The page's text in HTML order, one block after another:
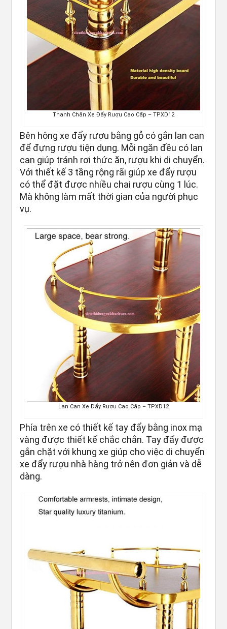
Thanh Chắn Xe Đẩy Rượu Cao Cấp – TPXD12
Bên hông xe đẩy rượu bằng gỗ có gắn lan can
để đựng rượu tiện dụng. Mỗi ngăn đều có lan
can giúp tránh rơi thức ăn, rượu khi di chuyển.
Với thiết kế 3 tầng rộng rãi giúp xe đẩy rượu
có thể đặt được nhiều chai rượu cùng 1 lúc.
Mà không làm mất thời gian của người phục
vụ.
Lan Can Xe Đẩy Rượu Cao Cấp – TPXD12
Phía trên xe có thiết kế tay đẩy bằng inox mạ
vàng được thiết kế chắc chắn. Tay đẩy được
gắn chặt với khung xe giúp cho việc di chuyển
xe đẩy rượu nhà hàng trở nên đơn giản và dễ
dàng.